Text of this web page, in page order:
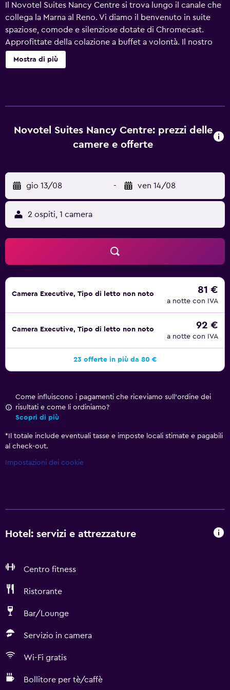
Il Novotel Suites Nancy Centre si trova lungo il canale che
collega la Marna al Reno. Vi diamo il benvenuto in suite
spaziose, comode e silenziose dotate di Chromecast.
Approfittate della colazione a buffet a volontà. Il nostro
bar offre un'ampia scelta di bevande. Parcheggio a
pagamento su prenotazione. Certificazione Green Key: il
Mostra di più
Novotel Suites Nancy Centre: prezzi delle
camere e offerte
gio 13/08 - ven 14/08
2 ospiti, 1 camera
Camera Executive, Tipo di letto non noto 81 €
a notte con IVA
Camera Executive, Tipo di letto non noto 92 €
a notte con IVA
23 offerte in più da 80 €
Come influiscono i pagamenti che riceviamo sull'ordine dei
risultati e come li ordiniamo?
Scopri di più
* Il totale include eventuali tasse e imposte locali stimate e pagabili
al check-out.
Impostazioni dei cookie
Hotel: servizi e attrezzature
Centro fitness
Ristorante
Bar/Lounge
Servizio in camera
Wi-Fi gratis
Bollitore per tè/caffè